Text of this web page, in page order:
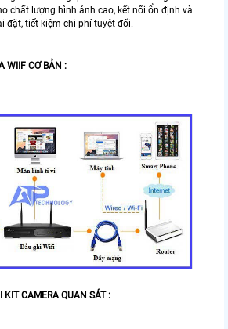
chất lượng hình ảnh cao, kết nối ổn định và
đặt, tiết kiệm chi phí tuyệt đối.
WIIF CƠ BẢN :
KIT CAMERA QUAN SÁT :